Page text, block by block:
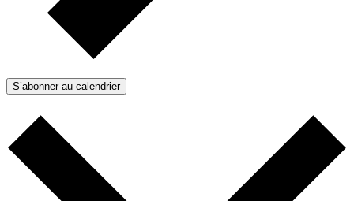
S’abonner au calendrier